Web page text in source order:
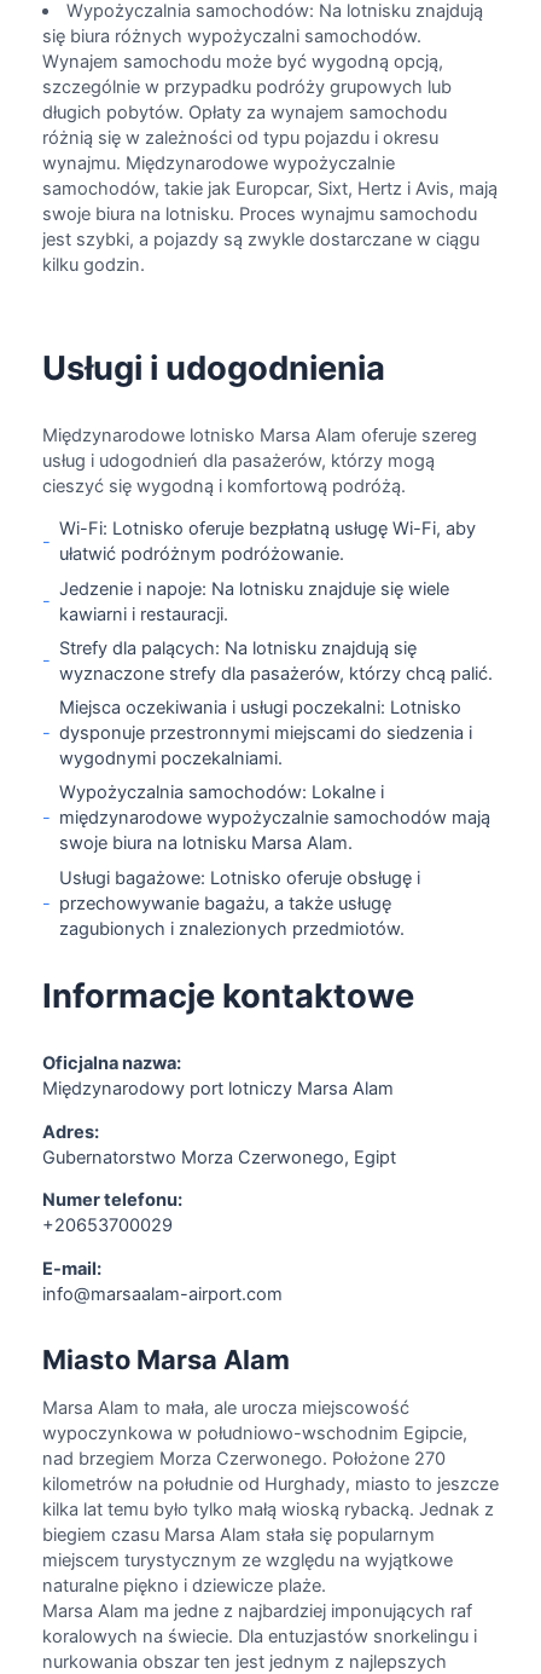
Wypożyczalnia samochodów: Na lotnisku znajdują
się biura różnych wypożyczalni samochodów.
Wynajem samochodu może być wygodną opcją,
szczególnie w przypadku podróży grupowych lub
długich pobytów. Opłaty za wynajem samochodu
różnią się w zależności od typu pojazdu i okresu
wynajmu. Międzynarodowe wypożyczalnie
samochodów, takie jak Europcar, Sixt, Hertz i Avis, mają
swoje biura na lotnisku. Proces wynajmu samochodu
jest szybki, a pojazdy są zwykle dostarczane w ciągu
kilku godzin.
Usługi i udogodnienia
Międzynarodowe lotnisko Marsa Alam oferuje szereg
usług i udogodnień dla pasażerów, którzy mogą
cieszyć się wygodną i komfortową podróżą.
-
Wi-Fi: Lotnisko oferuje bezpłatną usługę Wi-Fi, aby
ułatwić podróżnym podróżowanie.
-
Jedzenie i napoje: Na lotnisku znajduje się wiele
kawiarni i restauracji.
-
Strefy dla palących: Na lotnisku znajdują się
wyznaczone strefy dla pasażerów, którzy chcą palić.
-
Miejsca oczekiwania i usługi poczekalni: Lotnisko
dysponuje przestronnymi miejscami do siedzenia i
wygodnymi poczekalniami.
-
Wypożyczalnia samochodów: Lokalne i
międzynarodowe wypożyczalnie samochodów mają
swoje biura na lotnisku Marsa Alam.
-
Usługi bagażowe: Lotnisko oferuje obsługę i
przechowywanie bagażu, a także usługę
zagubionych i znalezionych przedmiotów.
Informacje kontaktowe
Oficjalna nazwa:
Międzynarodowy port lotniczy Marsa Alam
Adres:
Gubernatorstwo Morza Czerwonego, Egipt
Numer telefonu:
+20653700029
E-mail:
info@marsaalam-airport.com
Miasto Marsa Alam
Marsa Alam to mała, ale urocza miejscowość
wypoczynkowa w południowo-wschodnim Egipcie,
nad brzegiem Morza Czerwonego. Położone 270
kilometrów na południe od Hurghady, miasto to jeszcze
kilka lat temu było tylko małą wioską rybacką. Jednak z
biegiem czasu Marsa Alam stała się popularnym
miejscem turystycznym ze względu na wyjątkowe
naturalne piękno i dziewicze plaże.
Marsa Alam ma jedne z najbardziej imponujących raf
koralowych na świecie. Dla entuzjastów snorkelingu i
nurkowania obszar ten jest jednym z najlepszych